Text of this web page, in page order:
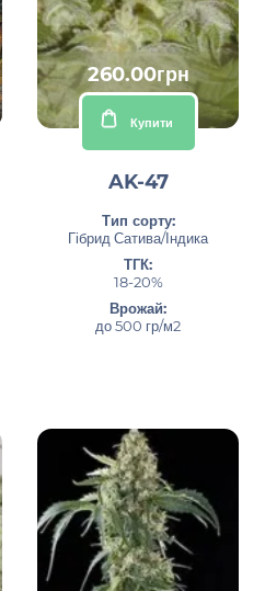
260.00грн
Купити
AK-47
Тип сорту:
Гібрид Сатива/Індика
ТГК:
18-20%
Врожай:
до 500 гр/м2